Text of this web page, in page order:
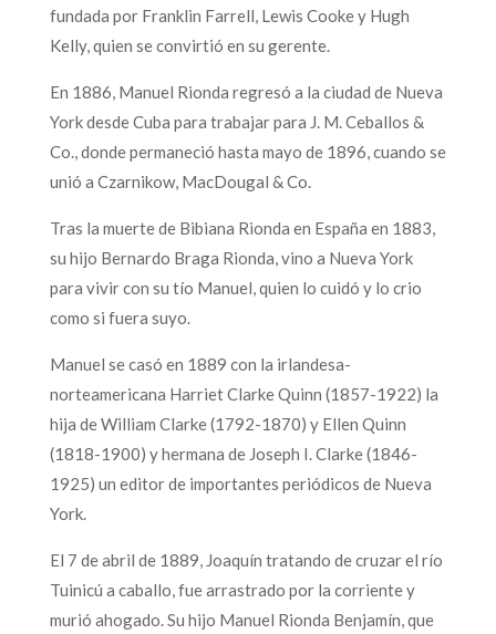
fundada por Franklin Farrell, Lewis Cooke y Hugh
Kelly, quien se convirtió en su gerente.
En 1886, Manuel Rionda regresó a la ciudad de Nueva
York desde Cuba para trabajar para J. M. Ceballos &
Co., donde permaneció hasta mayo de 1896, cuando se
unió a Czarnikow, MacDougal & Co.
Tras la muerte de Bibiana Rionda en España en 1883,
su hijo Bernardo Braga Rionda, vino a Nueva York
para vivir con su tío Manuel, quien lo cuidó y lo crio
como si fuera suyo.
Manuel se casó en 1889 con la irlandesa-
norteamericana Harriet Clarke Quinn (1857-1922) la
hija de William Clarke (1792-1870) y Ellen Quinn
(1818-1900) y hermana de Joseph I. Clarke (1846-
1925) un editor de importantes periódicos de Nueva
York.
El 7 de abril de 1889, Joaquín tratando de cruzar el río
Tuinicú a caballo, fue arrastrado por la corriente y
murió ahogado. Su hijo Manuel Rionda Benjamín, que